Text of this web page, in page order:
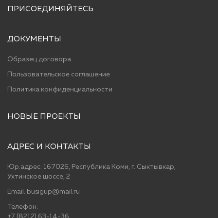
ПРИСОЕДИНЯЙТЕСЬ
ДОКУМЕНТЫ
Образец договора
Пользовательское соглашение
Политика конфиденциальности
НОВЫЕ ПРОЕКТЫ
АДРЕС И КОНТАКТЫ
Юр.адрес: 167026, Республика Коми, г. Сыктывкар,
Ухтинское шоссе, 2
Email: busigup@mail.ru
Телефон:
+7 (8212) 63-14-36